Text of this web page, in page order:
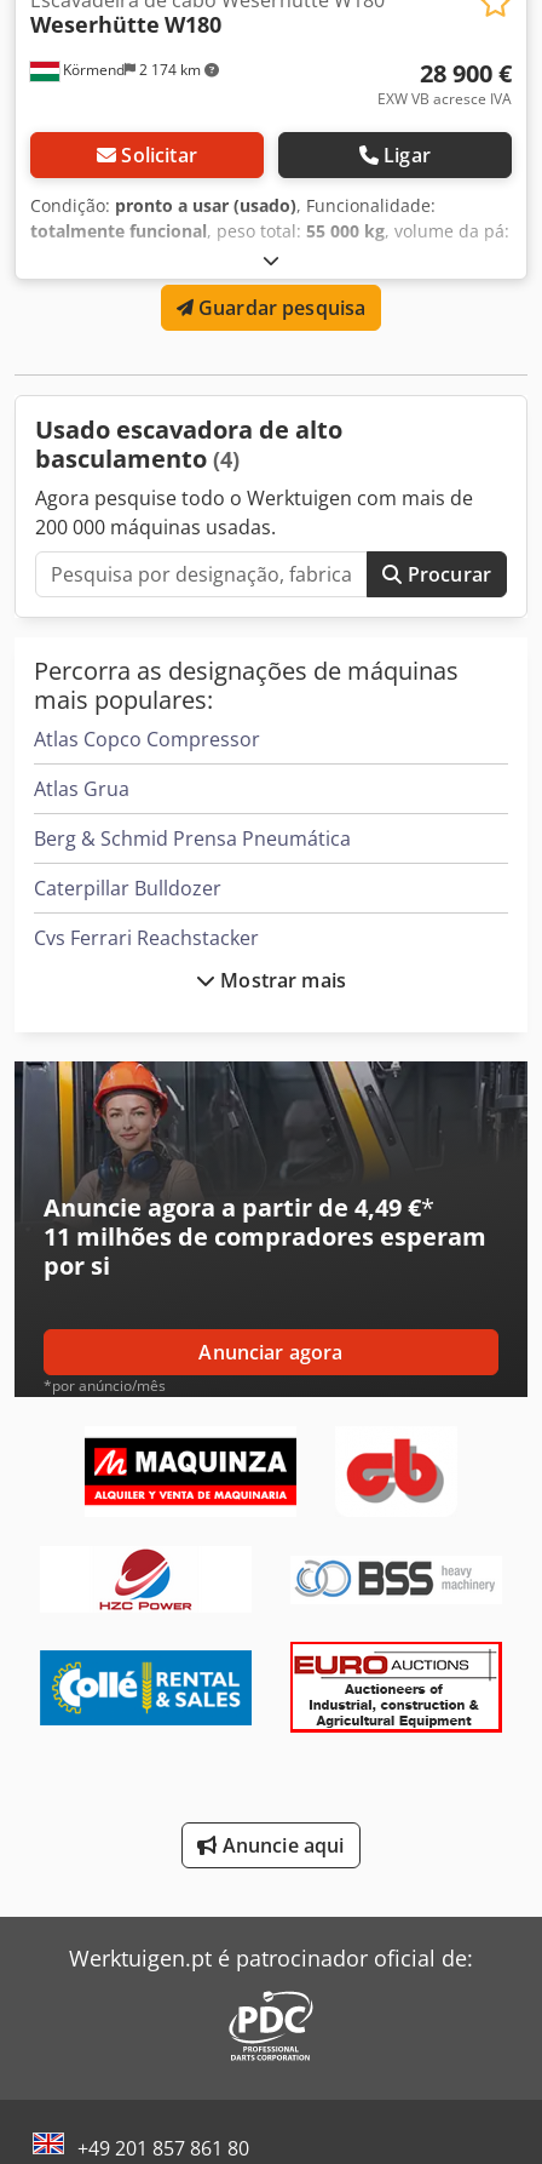
Körmend 2 174 km
Weserhütte W180
28 900 €
EXW VB acresce IVA
Solicitar Ligar
Condição: pronto a usar (usado), Funcionalidade:
totalmente funcional, peso total: 55 000 kg, volume da pá:
, horas de funcionamento:
17 500 h, Escavadeira de cabo Weserhütte W180, com
motor Kraz, com comprimento de lança de 18 m, caçamba
de 4 m3, em condições de funcionamento Dwedpfx Aswpx
Guardar pesquisa
Usado escavadora de alto
basculamento (4)
Agora pesquise todo o Werktuigen com mais de
200 000 máquinas usadas.
Procurar
Percorra as designações de máquinas
mais populares:
Atlas Copco Compressor
Atlas Grua
Berg & Schmid Prensa Pneumática
Caterpillar Bulldozer
Cvs Ferrari Reachstacker
Daikin Ar Condicionado
Ford Tipper
Gea Decantador
Gea Mixer
Ingersoll Rand Compressor
Jungheinrich Empilhadeira
Komatsu Bulldozer
Leif & Lorentz Máquinas De Escovar
Liebherr Grua
Linde Reachstacker
Müthing Mulcher
Renault Tipper
Smv Reachstacker
Toyota Empilhadeira
Mostrar mais
Anuncie agora a partir de 4,49 €*
11 milhões de compradores esperam
por si
Anunciar agora
*por anúncio/mês
Anuncie aqui
Werktuigen.pt é patrocinador oficial de:
+49 201 857 861 80